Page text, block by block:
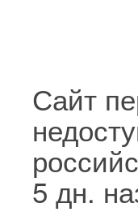
Сайт
5 дн.